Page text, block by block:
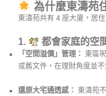
為什麼東濤苑
東濤苑共有 4 座大廈，居
1. 都會家庭的空
「空間溢價」管理： 東區
或舊文件，在理財角度並
還原大宅通透感： 東濤苑